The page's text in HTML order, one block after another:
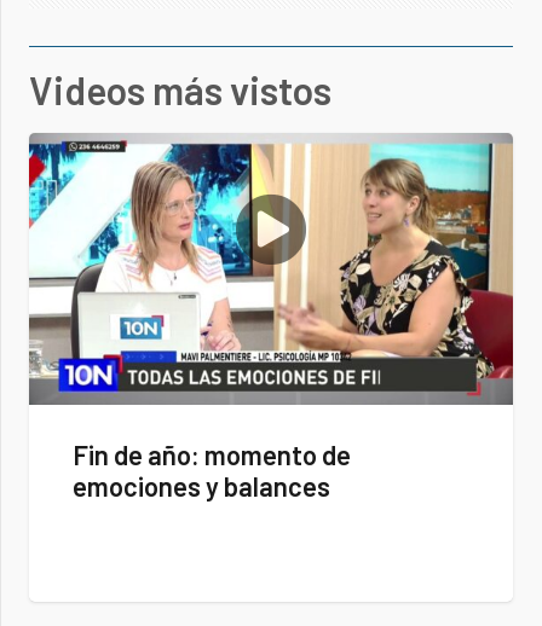
Videos más vistos
Fin de año: momento de
emociones y balances